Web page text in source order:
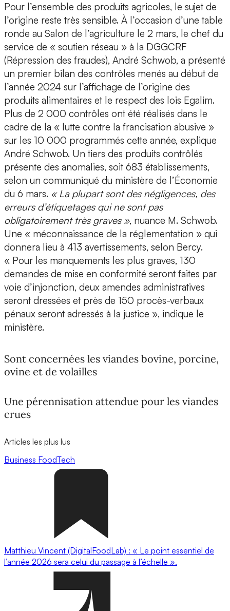
Pour l’ensemble des produits agricoles, le sujet de
l’origine reste très sensible. À l’occasion d’une table
ronde au Salon de l’agriculture le 2 mars, le chef du
service de « soutien réseau » à la DGGCRF
(Répression des fraudes), André Schwob, a présenté
un premier bilan des contrôles menés au début de
l’année 2024 sur l’affichage de l’origine des
produits alimentaires et le respect des lois Egalim.
Plus de 2 000 contrôles ont été réalisés dans le
cadre de la « lutte contre la francisation abusive »
sur les 10 000 programmés cette année, explique
André Schwob. Un tiers des produits contrôlés
présente des anomalies, soit 683 établissements,
selon un communiqué du ministère de l’Économie
du 6 mars. « La plupart sont des négligences, des
erreurs d’étiquetages qui ne sont pas
obligatoirement très graves », nuance M. Schwob.
Une « méconnaissance de la réglementation » qui
donnera lieu à 413 avertissements, selon Bercy.
« Pour les manquements les plus graves, 130
demandes de mise en conformité seront faites par
voie d’injonction, deux amendes administratives
seront dressées et près de 150 procès-verbaux
pénaux seront adressés à la justice », indique le
ministère.
Sont concernées les viandes bovine, porcine,
ovine et de volailles
Une pérennisation attendue pour les viandes
crues
Articles les plus lus
Business FoodTech
Matthieu Vincent (DigitalFoodLab) : « Le point essentiel de
l’année 2026 sera celui du passage à l’échelle ».